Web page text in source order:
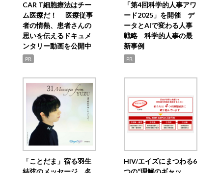
CAR T細胞療法はチー
ム医療だ！ 医療従事
者の情熱、患者さんの
思いを伝えるドキュメ
ンタリー動画を公開中
PR
「第4回科学的人事アワ
ード2025」を開催 デ
ータとAIで変わる人事
戦略 科学的人事の最
新事例
PR
「ことだま」宿る羽生
HIV/エイズにまつわる6